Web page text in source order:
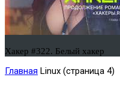
Хакер #322. Белый хакер
Главная Linux (страница 4)